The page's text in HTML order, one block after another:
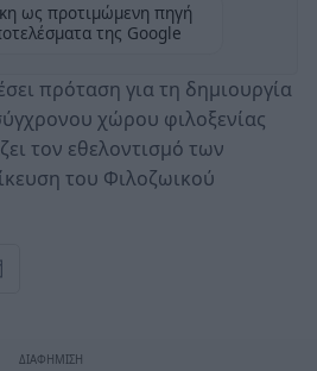
ως προτιμώμενη πηγή
της Google
πρόταση για τη δημιουργία
χώρου φιλοξενίας
τον εθελοντισμό των
του Φιλοζωικού